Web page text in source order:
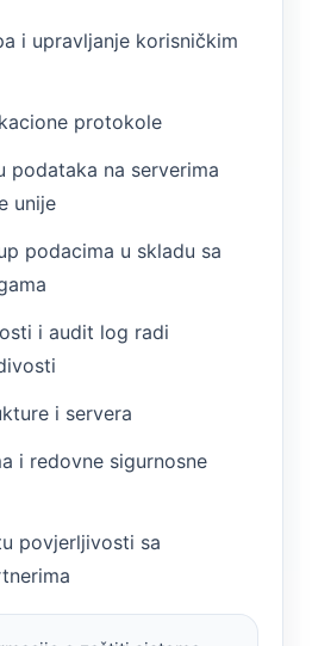
i upravljanje korisničkim
protokole
podataka na serverima
unije
podacima u skladu sa
i audit log radi
i servera
i redovne sigurnosne
povjerljivosti sa